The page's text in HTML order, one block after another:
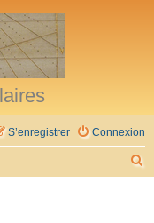
Connexion
S’enregistrer